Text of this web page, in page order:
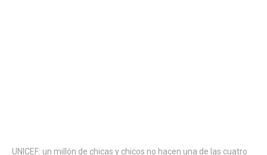
UNICEF: un millón de chicas y chicos no hacen una de las cuatro